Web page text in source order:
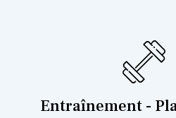
Entraînement -